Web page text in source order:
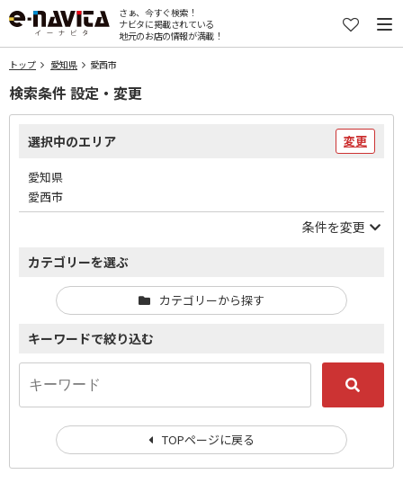
さぁ、今すぐ検索！
ナビタに掲載されている
地元のお店の情報が満載！
トップ 愛知県 愛西市
検索条件 設定・変更
選択中のエリア 変更
愛知県
愛西市
条件を変更
カテゴリーを選ぶ
カテゴリーから探す
キーワードで絞り込む
TOPページに戻る